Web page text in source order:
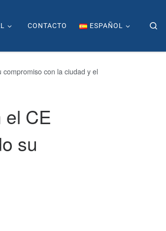
CONTACTO ESPAÑOL
con la ciudad y el
CE
su